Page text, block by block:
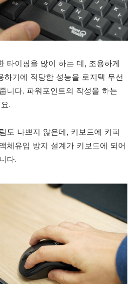
타이핑을 많이 하는 데, 조용하게
하기에 적당한 성능을 로지텍 무선
니다. 파워포인트의 작성을 하는
.
도 나쁘지 않은데, 키보드에 커피
체유입 방지 설계가 키보드에 되어
다.